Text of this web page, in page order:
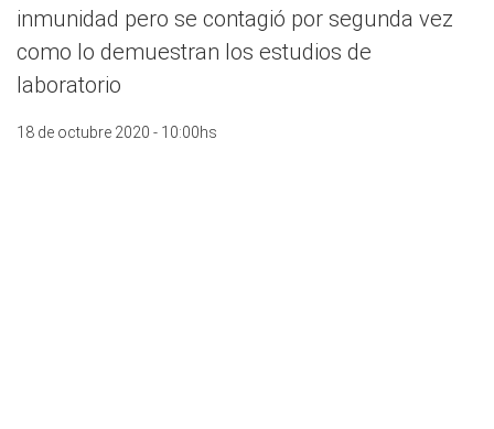
inmunidad pero se contagió por segunda vez
como lo demuestran los estudios de
laboratorio
18 de octubre 2020 - 10:00hs